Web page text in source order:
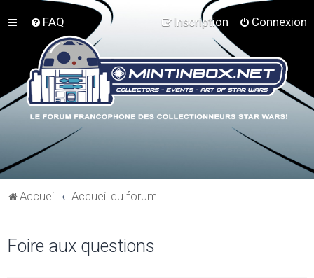
FAQ Connexion
Inscription
Accueil Accueil du forum
Foire aux questions